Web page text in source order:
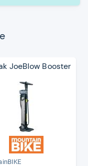
JoeBlow Booster